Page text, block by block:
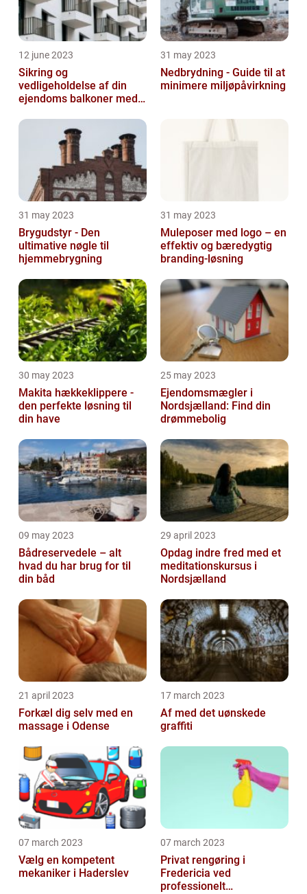
12 june 2023
Sikring og
vedligeholdelse af din
ejendoms balkoner med
31 may 2023
Nedbrydning - Guide til at
minimere miljøpåvirkning
31 may 2023
Brygudstyr - Den
ultimative nøgle til
hjemmebrygning
31 may 2023
Muleposer med logo – en
effektiv og bæredygtig
branding-løsning
30 may 2023
Makita hækkeklippere -
den perfekte løsning til
din have
25 may 2023
Ejendomsmægler i
Nordsjælland: Find din
drømmebolig
09 may 2023
Bådreservedele – alt
hvad du har brug for til
din båd
29 april 2023
Opdag indre fred med et
meditationskursus i
Nordsjælland
21 april 2023
Forkæl dig selv med en
massage i Odense
17 march 2023
Af med det uønskede
graffiti
07 march 2023
Vælg en kompetent
mekaniker i Haderslev
07 march 2023
Privat rengøring i
Fredericia ved
professionelt